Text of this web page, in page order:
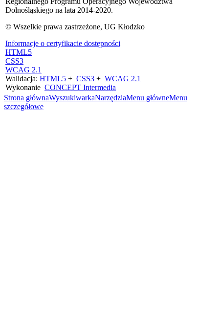
Dolnośląskiego na lata 2014-2020.
© Wszelkie prawa zastrzeżone, UG Kłodzko
Informacje o certyfikacie dostępności
HTML5
CSS3
WCAG 2.1
Walidacja: HTML5 + CSS3 + WCAG 2.1
Wykonanie CONCEPT Intermedia
Strona głównaWyszukiwarkaNarzędziaMenu główneMenu
szczegółowe